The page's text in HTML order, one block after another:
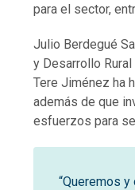
para el sector,
Julio Berdegué
y Desarrollo
Tere Jiménez ha
además de que
esfuerzos para
“Queremos